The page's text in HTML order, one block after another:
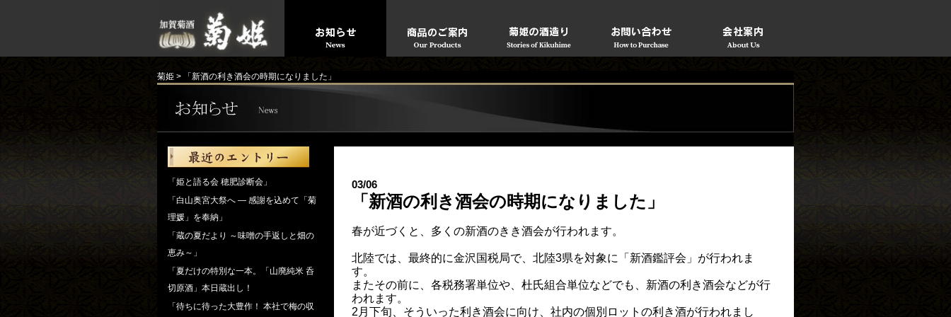
菊姫 > 「新酒の利き酒会の時期になりました」
03/06
「新酒の利き酒会の時期になりました」
春が近づくと、多くの新酒のきき酒会が行われます。
北陸では、最終的に金沢国税局で、北陸3県を対象に「新酒鑑評会」が行われま
す。
またその前に、各税務署単位や、杜氏組合単位などでも、新酒の利き酒会などが行
われます。
2月下旬、そういった利き酒会に向け、社内の個別ロットの利き酒が行われまし
「姫と語る会 穂肥診断会」
「白山奥宮大祭へ ― 感謝を込めて「菊
理媛」を奉納」
「蔵の夏だより ～味噌の手返しと畑の
恵み～」
「夏だけの特別な一本。「山廃純米 呑
切原酒」本日蔵出し！
「待ちに待った大豊作！ 本社で梅の収